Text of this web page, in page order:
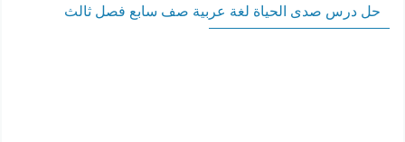
حل درس صدى الحياة لغة عربية صف سابع فصل ثالث